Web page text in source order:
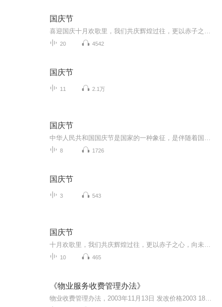
国庆节
20 4542
国庆节
11 2.1万
国庆节
8 1726
国庆节
3 543
国庆节
10 465
《物业服务收费管理办法》